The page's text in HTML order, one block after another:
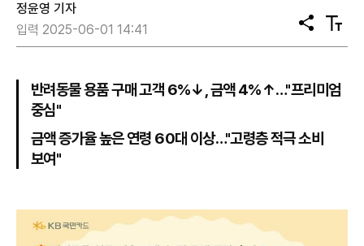
정윤영 기자
입력 2025-06-01 14:41
공
유
텍
스
기
반려동물 용품 구매 고객 6%↓, 금액 4%↑…"프리미엄
중심"
금액 증가율 높은 연령 60대 이상…"고령층 적극 소비
보여"